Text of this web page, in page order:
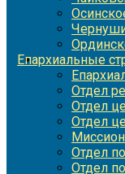
Епархиальные
Отдел
Отдел
Отдел
Отдел
Отдел